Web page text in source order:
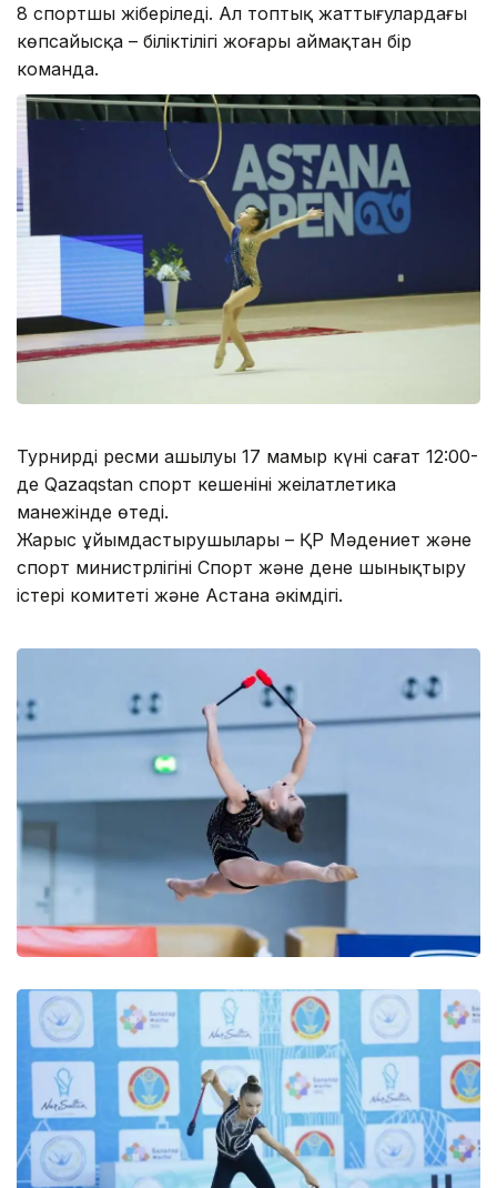
8 спортшы жіберіледі. Ал топтық жаттығулардағы
көпсайысқа – біліктілігі жоғары аймақтан бір
команда.
Турнирдің ресми ашылуы 17 мамыр күні сағат 12:00-
де Qazaqstan спорт кешенінің жеңілатлетика
манежінде өтеді.
Жарыс ұйымдастырушылары – ҚР Мәдениет және
спорт министрлігінің Спорт және дене шынықтыру
істері комитеті және Астана әкімдігі.